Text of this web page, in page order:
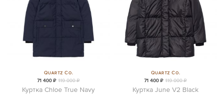
Quartz Co.
71 400 ₽ 119 000 ₽
Куртка Chloe True Navy
Quartz Co.
71 400 ₽ 119 000 ₽
Куртка June V2 Black